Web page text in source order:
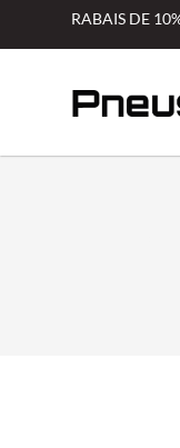
RABAIS DE